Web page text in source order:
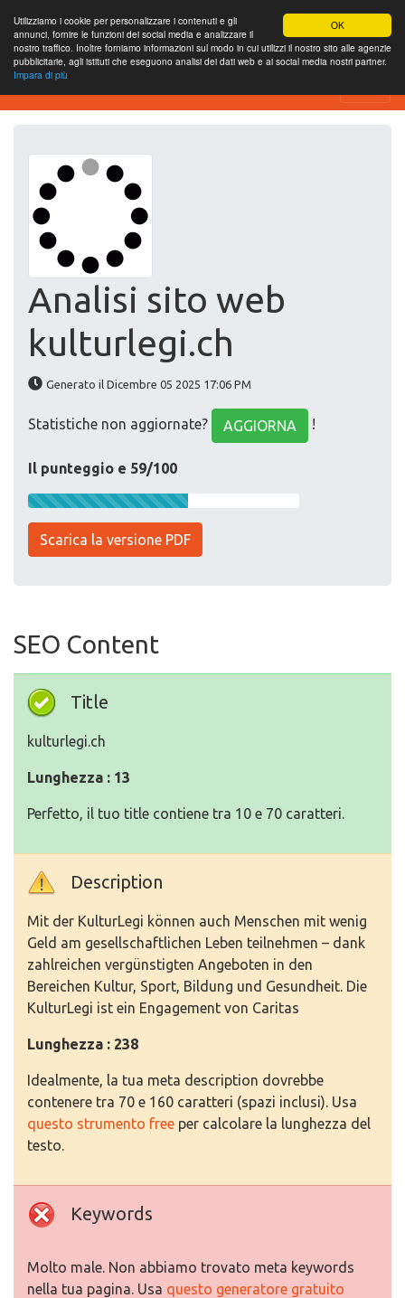
OK
Utilizziamo i cookie per personalizzare i contenuti e gli
annunci, fornire le funzioni dei social media e analizzare il
nostro traffico. Inoltre forniamo informazioni sul modo in cui utilizzi il nostro sito alle agenzie
pubblicitarie, agli istituti che eseguono analisi dei dati web e ai social media nostri partner.
Impara di più
Website-SEO-Überprüfung
Analisi sito web
kulturlegi.ch
Generato il Dicembre 05 2025 17:06 PM
Statistiche non aggiornate? AGGIORNA !
Il punteggio e 59/100
Scarica la versione PDF
SEO Content
Title
kulturlegi.ch
Lunghezza : 13
Perfetto, il tuo title contiene tra 10 e 70 caratteri.
Description
Mit der KulturLegi können auch Menschen mit wenig
Geld am gesellschaftlichen Leben teilnehmen – dank
zahlreichen vergünstigten Angeboten in den
Bereichen Kultur, Sport, Bildung und Gesundheit. Die
KulturLegi ist ein Engagement von Caritas
Lunghezza : 238
Idealmente, la tua meta description dovrebbe
contenere tra 70 e 160 caratteri (spazi inclusi). Usa
questo strumento free per calcolare la lunghezza del
testo.
Keywords
Molto male. Non abbiamo trovato meta keywords
nella tua pagina. Usa questo generatore gratuito